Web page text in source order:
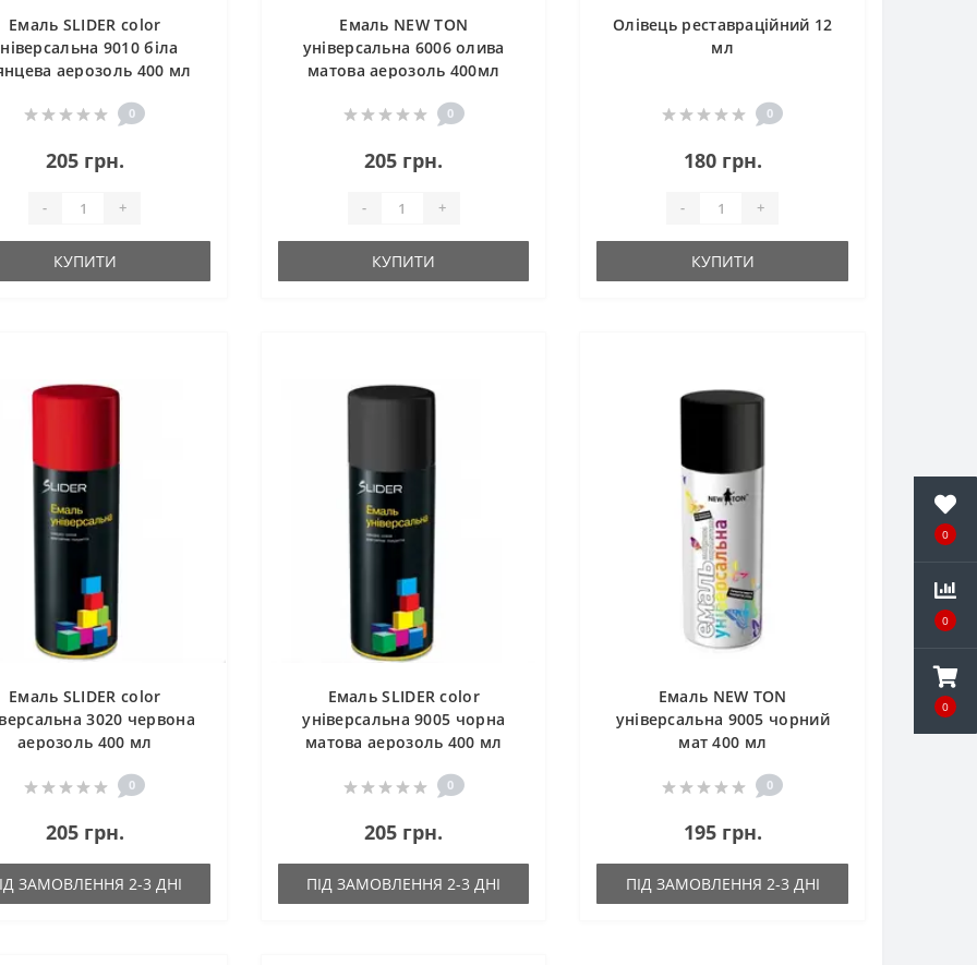
0
0
0
Емаль SLIDER color
9010 біла
аерозоль 400 мл
0
205 грн.
- +
КУПИТИ
Емаль NEW TON
універсальна 6006 олива
матова аерозоль 400мл
0
205 грн.
- +
КУПИТИ
Олівець реставраційний 12
мл
0
180 грн.
- +
КУПИТИ
Емаль SLIDER color
3020 червона
аерозоль 400 мл
0
205 грн.
ЗАМОВЛЕННЯ 2-3 ДНІ
Емаль SLIDER color
універсальна 9005 чорна
матова аерозоль 400 мл
0
205 грн.
ПІД ЗАМОВЛЕННЯ 2-3 ДНІ
Емаль NEW TON
універсальна 9005 чорний
мат 400 мл
0
195 грн.
ПІД ЗАМОВЛЕННЯ 2-3 ДНІ